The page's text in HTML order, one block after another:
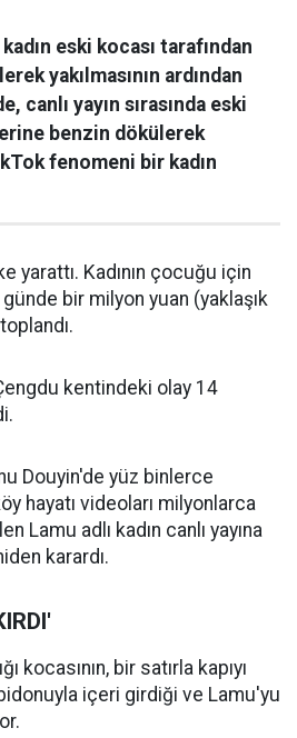
eski kocası tarafından
yakılmasının ardından
canlı yayın sırasında eski
benzin dökülerek
fenomeni bir kadın
yarattı. Kadının çocuğu için
bir milyon yuan (yaklaşık
kentindeki olay 14
Douyin'de yüz binlerce
hayatı videoları milyonlarca
Lamu adlı kadın canlı yayına
karardı.
kocasının, bir satırla kapıyı
içeri girdiği ve Lamu'yu